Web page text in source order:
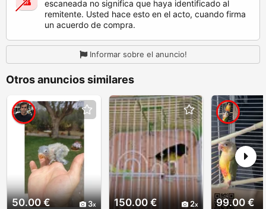
escaneada no significa que haya identificado al
remitente. Usted hace esto en el acto, cuando firma
un acuerdo de compra.
Informar sobre el anuncio!
Otros anuncios similares
50.00 € 3 150.00 € 2 99.00 €